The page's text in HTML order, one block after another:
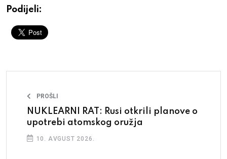
Podijeli:
PROŠLI
NUKLEARNI RAT: Rusi otkrili planove o
upotrebi atomskog oružja
10. AVGUST 2026.